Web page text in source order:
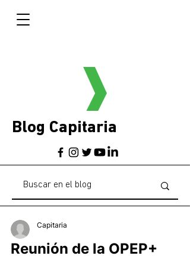
Blog Capitaria
Reunión de la OPEP+
Capitaria